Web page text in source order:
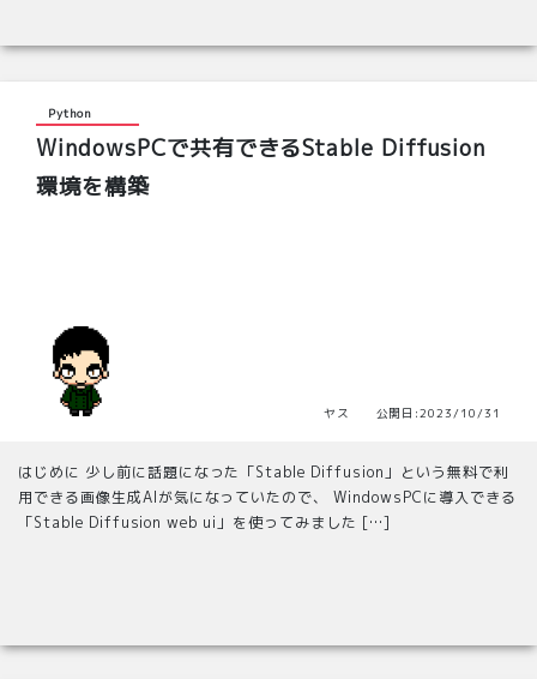
Python
WindowsPCで共有できるStable Diffusion
環境を構築
ヤス 公開日:2023/10/31
はじめに 少し前に話題になった「Stable Diffusion」という無料で利
用できる画像生成AIが気になっていたので、 WindowsPCに導入できる
「Stable Diffusion web ui」を使ってみました […]